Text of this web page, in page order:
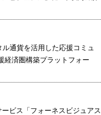
通貨を活用した応援コミュ
経済圏構築プラットフォー
ビス「フォーネスビジュアス